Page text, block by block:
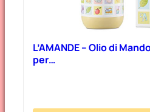
L’AMANDE – Olio di
per…